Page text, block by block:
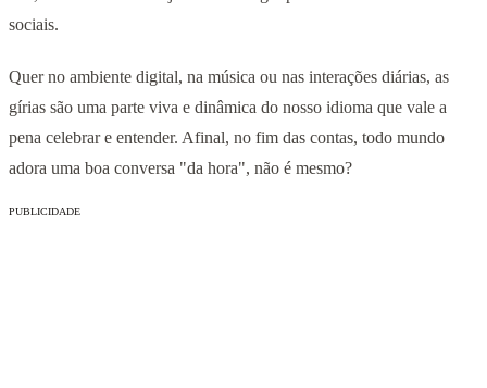
sociais.
Quer no ambiente digital, na música ou nas interações diárias, as
gírias são uma parte viva e dinâmica do nosso idioma que vale a
pena celebrar e entender. Afinal, no fim das contas, todo mundo
adora uma boa conversa "da hora", não é mesmo?
PUBLICIDADE